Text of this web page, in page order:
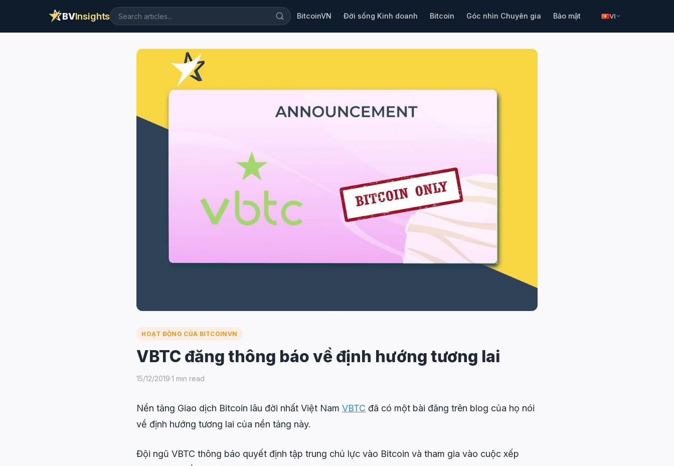
BVInsights BitcoinVN Đời sống Kinh doanh Bitcoin Góc nhìn Chuyên gia Bảo mật VI
HOẠT ĐỘNG CỦA BITCOINVN
VBTC đăng thông báo về định hướng tương lai
15/12/2019·1 min read
Nền tảng Giao dịch Bitcoin lâu đời nhất Việt Nam VBTC đã có một bài đăng trên blog của họ nói
về định hướng tương lai của nền tảng này.
Đội ngũ VBTC thông báo quyết định tập trung chủ lực vào Bitcoin và tham gia vào cuộc xếp